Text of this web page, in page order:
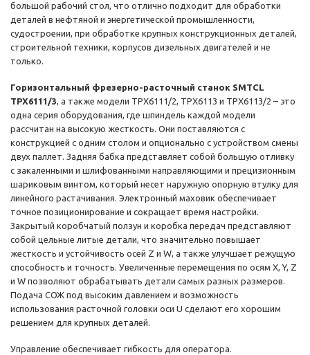
большой рабочий стол, что отлично подходит для обработки
деталей в нефтяной и энергетической промышленности,
судостроении, при обработке крупных конструкционных деталей,
строительной техники, корпусов дизельных двигателей и не
только.
Горизонтальный фрезерно-расточный станок SMTCL
TPX6111/3, а также модели TPX6111/2, TPX6113 и TPX6113/2 – это
одна серия оборудования, где шпиндель каждой модели
рассчитан на высокую жесткость. Они поставляются с
конструкцией с одним столом и опционально с устройством смены
двух паллет. Задняя бабка представляет собой большую отливку
с закаленными и шлифованными направляющими и прецизионным
шариковым винтом, который несет наружную опорную втулку для
линейного растачивания. Электронный маховик обеспечивает
точное позиционирование и сокращает время настройки.
Закрытый коробчатый ползун и коробка передач представляют
собой цельные литые детали, что значительно повышает
жесткость и устойчивость осей Z и W, а также улучшает режущую
способность и точность. Увеличенные перемещения по осям X, Y, Z
и W позволяют обрабатывать детали самых разных размеров.
Подача СОЖ под высоким давлением и возможность
использования расточной головки оси U сделают его хорошим
решением для крупных деталей.
Управление обеспечивает гибкость для оператора.